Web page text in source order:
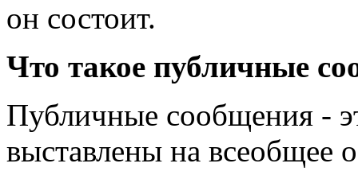
он состоит.
Что такое публичные
Публичные сообщения -
выставлены на всеобщее